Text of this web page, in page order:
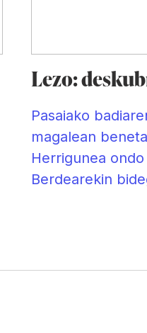
Lezo:
Pasaiako
magalean
Herrigunea
Berdearekin